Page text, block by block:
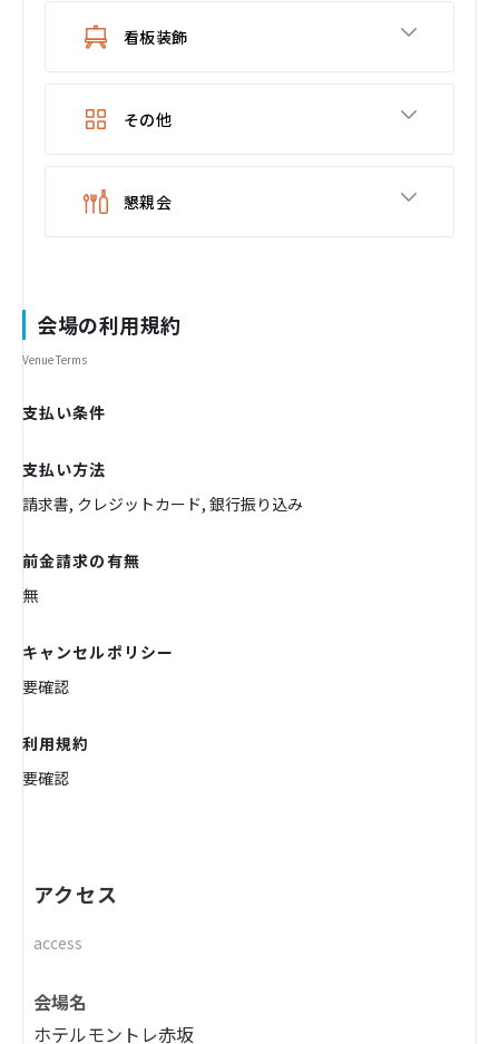
看板装飾
その他
懇親会
会場の利用規約
Venue Terms
支払い条件
支払い方法
請求書, クレジットカード, 銀行振り込み
前金請求の有無
無
キャンセルポリシー
要確認
利用規約
要確認
アクセス
access
会場名
ホテルモントレ赤坂